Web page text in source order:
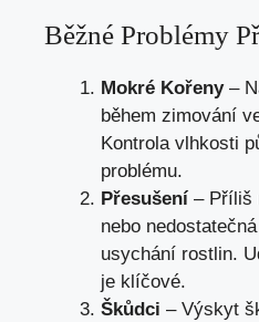
Běžné Problémy
Mokré Kořeny–
během zimování
Kontrola vlhkosti
problému.
Přesušení – Příliš
nebo
usychání rostlin.
je klíčové.
Škůdci – Výskyt